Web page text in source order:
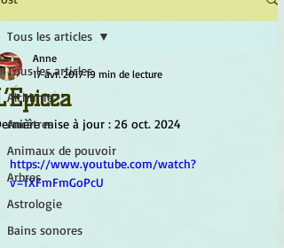
Tous les articles
Alchimie
Ancêtres
Animaux de pouvoir
Arbres
Astrologie
Bains sonores
Tous les articles
Anne
17 avr. 2017 19 min de lecture
mise à jour : 26 oct. 2024
https://www.youtube.com/watch?
v=fXFmFmGoPcU